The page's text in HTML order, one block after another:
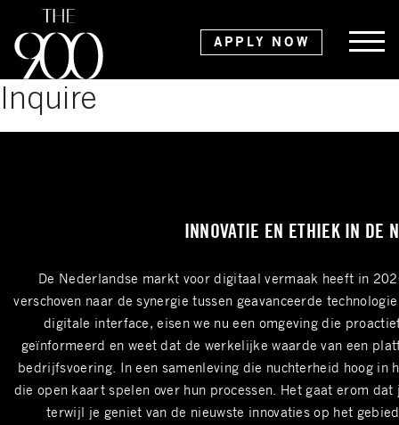
APPLY NOW
Inquire
INNOVATIE EN ETHIEK IN DE
De Nederlandse markt voor digitaal vermaak heeft in
verschoven naar de synergie tussen geavanceerde
digitale interface, eisen we nu een omgeving die
geïnformeerd en weet dat de werkelijke waarde van een
bedrijfsvoering. In een samenleving die nuchterheid hoog
die open kaart spelen over hun processen. Het gaat erom
terwijl je geniet van de nieuwste innovaties op het